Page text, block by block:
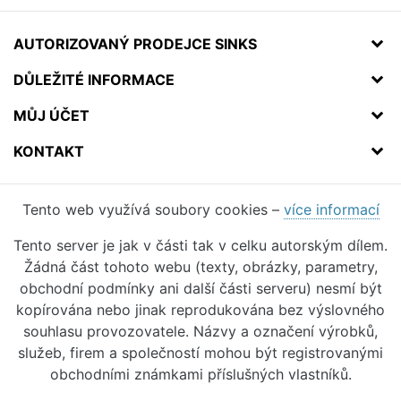
AUTORIZOVANÝ PRODEJCE SINKS
DŮLEŽITÉ INFORMACE
MŮJ ÚČET
KONTAKT
Tento web využívá soubory cookies – více informací
Tento server je jak v části tak v celku autorským dílem.
Žádná část tohoto webu (texty, obrázky, parametry,
obchodní podmínky ani další části serveru) nesmí být
kopírována nebo jinak reprodukována bez výslovného
souhlasu provozovatele. Názvy a označení výrobků,
služeb, firem a společností mohou být registrovanými
obchodními známkami příslušných vlastníků.